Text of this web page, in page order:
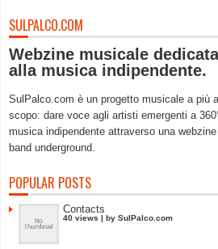
SULPALCO.COM
Webzine musicale
alla musica indipendente.
SulPalco.com è un progetto musicale a più
scopo: dare voce agli artisti emergenti a
musica indipendente attraverso una
band underground.
POPULAR POSTS
Contacts
40 views | by SulPalco.com